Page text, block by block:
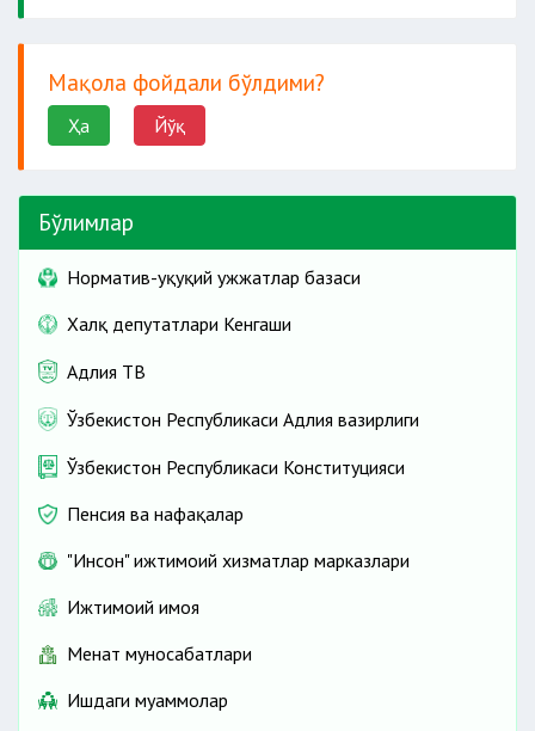
Мақола фойдали бўлдими?
Ҳа Йўқ
Бўлимлар
Норматив-ҳуқуқий ҳужжатлар базаси
Халқ депутатлари Кенгаши
Адлия ТВ
Ўзбекистон Республикаси Адлия вазирлиги
Ўзбекистон Республикаси Конституцияси
Пенсия ва нафақалар
"Инсон" ижтимоий хизматлар марказлари
Ижтимоий ҳимоя
Меҳнат муносабатлари
Ишдаги муаммолар